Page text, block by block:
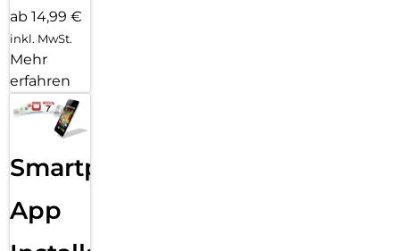
ab 14,99 €
inkl. MwSt.
Mehr
erfahren
Smartphone
App